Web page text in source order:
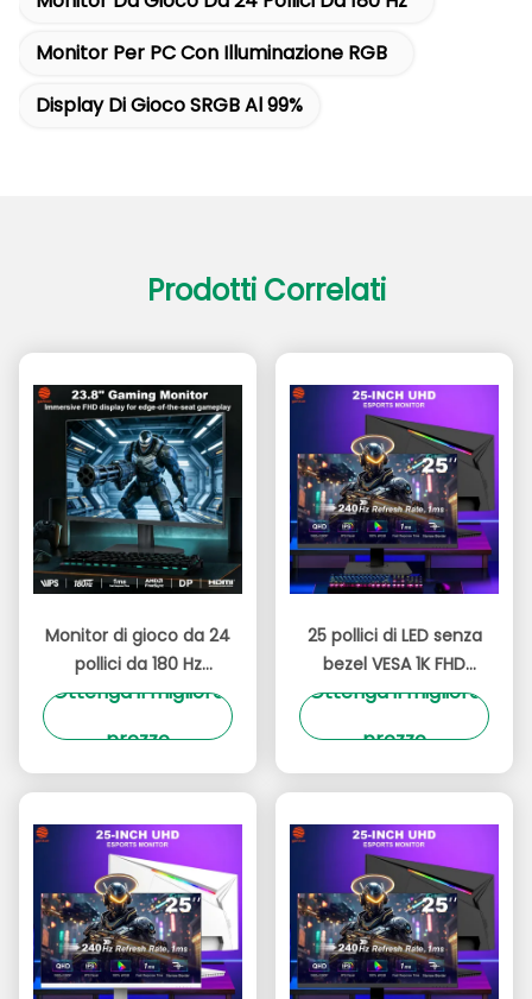
Monitor Per PC Con Illuminazione RGB
Display Di Gioco SRGB Al 99%
Prodotti Correlati
Monitor di gioco da 24
pollici da 180 Hz
Illuminazione RGB 99%
Ottenga il migliore
prezzo
25 pollici di LED senza
bezel VESA 1K FHD
Risoluzione
aggiornamento senza
PC Monitor
Ottenga il migliore
prezzo